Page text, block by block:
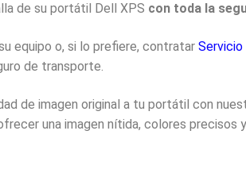
de su portátil Dell XPS con toda la
equipo o, si lo prefiere, contratar Servicio
de transporte.
de imagen original a tu portátil con
una imagen nítida, colores